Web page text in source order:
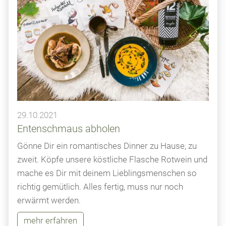
29.10.2021
Entenschmaus abholen
Gönne Dir ein romantisches Dinner zu Hause, zu
zweit. Köpfe unsere köstliche Flasche Rotwein und
mache es Dir mit deinem Lieblingsmenschen so
richtig gemütlich. Alles fertig, muss nur noch
erwärmt werden.
mehr erfahren